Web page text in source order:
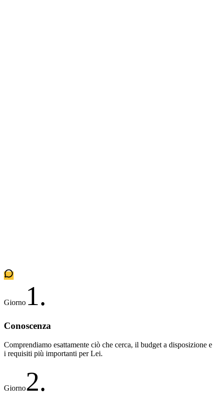
Giorno 1.
Conoscenza
Comprendiamo esattamente ciò che cerca, il budget a disposizione e
i requisiti più importanti per Lei.
Giorno2.